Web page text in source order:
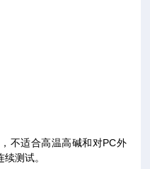
不适合高温高碱和对PC外
测试。